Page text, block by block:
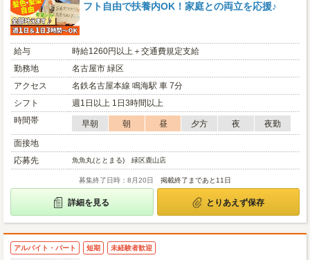
フト自由で扶養内OK！家庭との両立を応援♪
給与
時給1260円以上＋交通費規定支給
勤務地
名古屋市 緑区
アクセス
名鉄名古屋本線 鳴海駅 車 7分
シフト
週1日以上 1日3時間以上
時間帯
早朝 朝 昼 夕方 夜
夜勤
面接地
応募先
魚魚丸(ととまる) 緑区鹿山店
募集終了日時：8月20日 掲載終了まであと11日
詳細を見る とりあえず保存
アルバイト・パート 短期 未経験者歓迎